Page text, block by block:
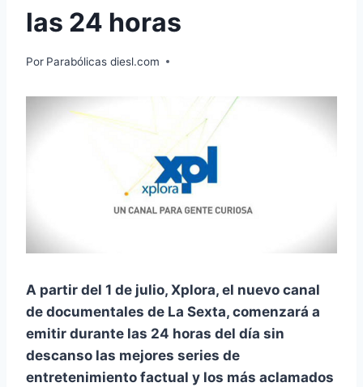
las 24 horas
Por Parabólicas diesl.com
A partir del 1 de julio, Xplora, el nuevo canal
de documentales de La Sexta, comenzará a
emitir durante las 24 horas del día sin
descanso las mejores series de
entretenimiento factual y los más aclamados